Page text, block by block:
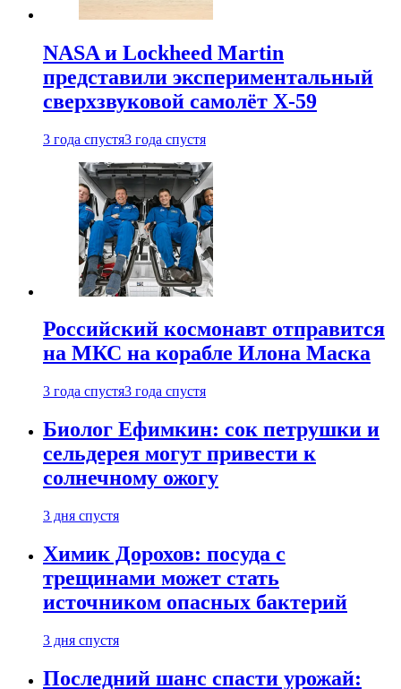
NASA и Lockheed Martin
представили экспериментальный
сверхзвуковой самолёт X-59
3 года спустя3 года спустя
Российский космонавт отправится
на МКС на корабле Илона Маска
3 года спустя3 года спустя
Биолог Ефимкин: сок петрушки и
сельдерея могут привести к
солнечному ожогу
3 дня спустя
Химик Дорохов: посуда с
трещинами может стать
источником опасных бактерий
3 дня спустя
Последний шанс спасти урожай: